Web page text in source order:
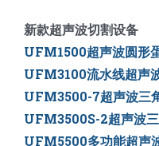
新款超声波切割设备
UFM1500超声波圆形
UFM3100流水线超声
UFM3500-7超声波三
UFM3500S-2超声波
UFM5500多功能超声